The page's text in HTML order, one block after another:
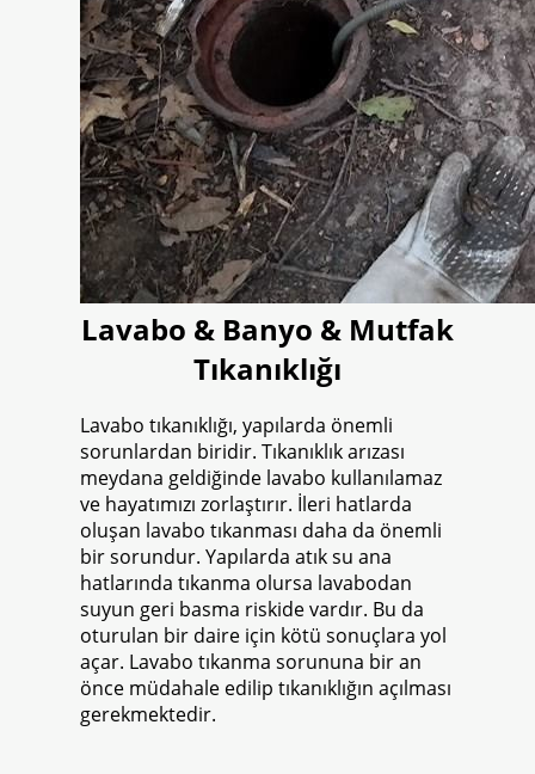
Lavabo & Banyo & Mutfak
Tıkanıklığı
Lavabo tıkanıklığı, yapılarda önemli
sorunlardan biridir. Tıkanıklık arızası
meydana geldiğinde lavabo kullanılamaz
ve hayatımızı zorlaştırır. İleri hatlarda
oluşan lavabo tıkanması daha da önemli
bir sorundur. Yapılarda atık su ana
hatlarında tıkanma olursa lavabodan
suyun geri basma riskide vardır. Bu da
oturulan bir daire için kötü sonuçlara yol
açar. Lavabo tıkanma sorununa bir an
önce müdahale edilip tıkanıklığın açılması
gerekmektedir.